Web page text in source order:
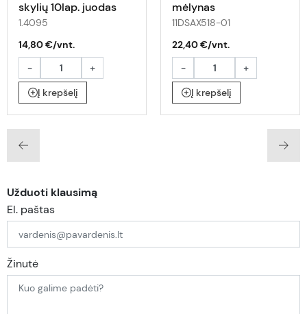
skylių 10lap. juodas
1.4095
14,80 €/vnt.
-
+
Į krepšelį
mėlynas
11DSAX518-01
22,40 €/vnt.
-
+
Į krepšelį
Užduoti klausimą
El. paštas
Žinutė